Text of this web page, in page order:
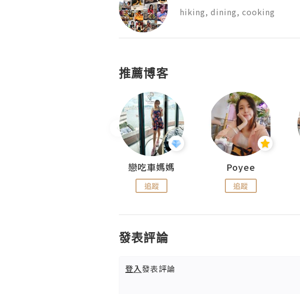
hiking, dining, cooking
推薦博客
戀吃車媽媽
追蹤
Poyee
追蹤
發表評論
登入發表評論